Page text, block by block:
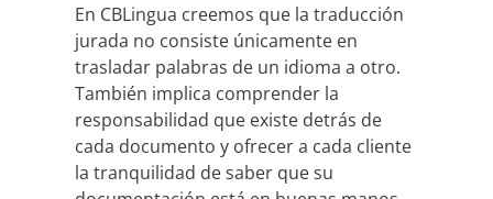
En CBLingua creemos que la traducción
jurada no consiste únicamente en
trasladar palabras de un idioma a otro.
También implica comprender la
responsabilidad que existe detrás de
cada documento y ofrecer a cada cliente
la tranquilidad de saber que su